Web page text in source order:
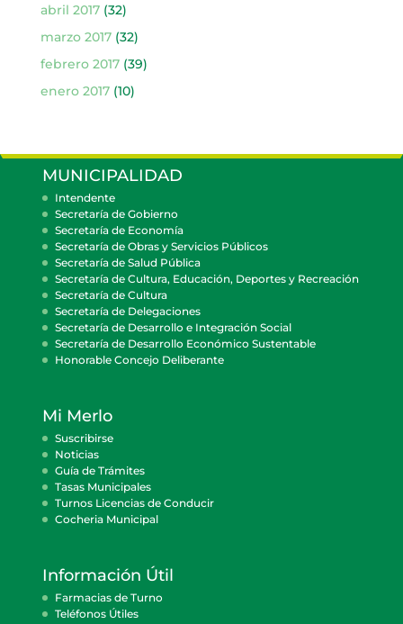
abril 2017(32)
marzo 2017(32)
febrero 2017(39)
enero 2017(10)
MUNICIPALIDAD
Intendente
Secretaría de Gobierno
Secretaría de Economía
Secretaría de Obras y Servicios Públicos
Secretaría de Salud Pública
Secretaría de Cultura, Educación, Deportes y Recreación
Secretaría de Cultura
Secretaría de Delegaciones
Secretaría de Desarrollo e Integración Social
Secretaría de Desarrollo Económico Sustentable
Honorable Concejo Deliberante
Mi Merlo
Suscribirse
Noticias
Guía de Trámites
Tasas Municipales
Turnos Licencias de Conducir
Cocheria Municipal
Información Útil
Farmacias de Turno
Teléfonos Útiles